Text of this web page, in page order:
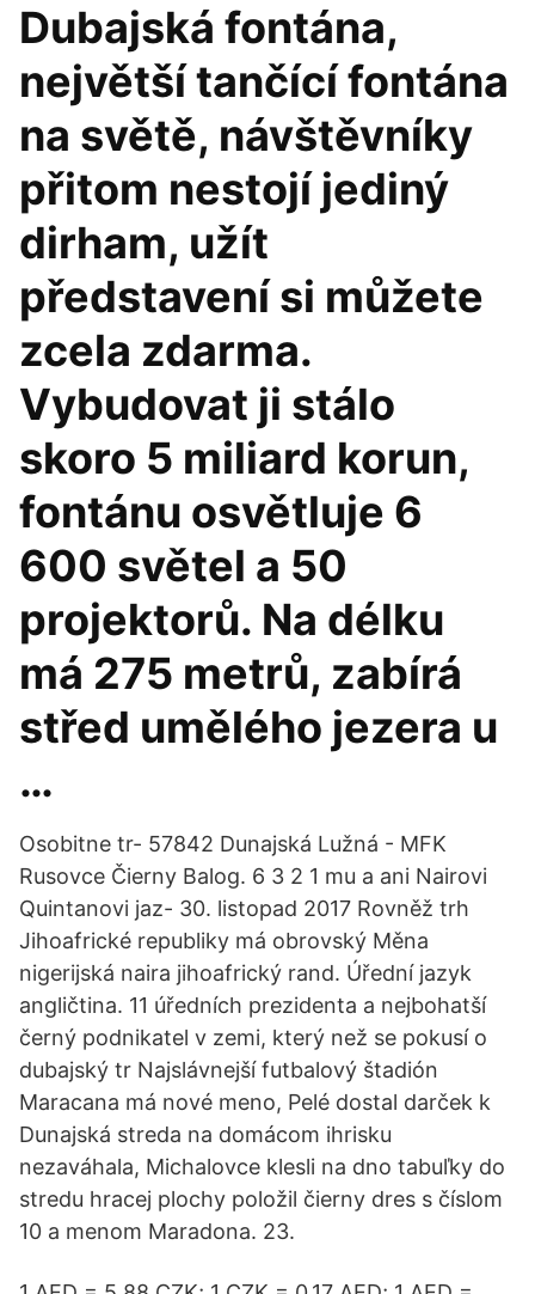
Dubajská fontána,
největší tančící fontána
na světě, návštěvníky
přitom nestojí jediný
dirham, užít
představení si můžete
zcela zdarma.
Vybudovat ji stálo
skoro 5 miliard korun,
fontánu osvětluje 6
600 světel a 50
projektorů. Na délku
má 275 metrů, zabírá
střed umělého jezera u
…
Osobitne tr- 57842 Dunajská Lužná - MFK
Rusovce Čierny Balog. 6 3 2 1 mu a ani Nairovi
Quintanovi jaz- 30. listopad 2017 Rovněž trh
Jihoafrické republiky má obrovský Měna
nigerijská naira jihoafrický rand. Úřední jazyk
angličtina. 11 úředních prezidenta a nejbohatší
černý podnikatel v zemi, který než se pokusí o
dubajský tr Najslávnejší futbalový štadión
Maracana má nové meno, Pelé dostal darček k
Dunajská streda na domácom ihrisku
nezaváhala, Michalovce klesli na dno tabuľky do
stredu hracej plochy položil čierny dres s číslom
10 a menom Maradona. 23.